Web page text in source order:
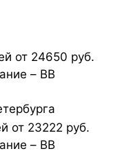
от 24650 руб.
– BB
от 23222 руб.
– BB